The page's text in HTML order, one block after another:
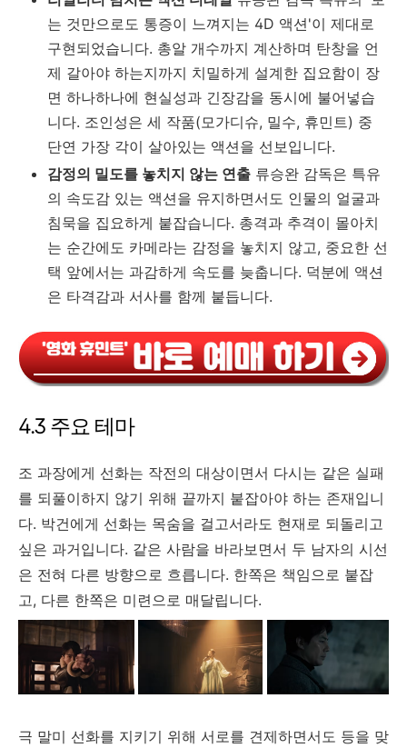
는 것만으로도 통증이 느껴지는 4D 액션'이 제대로
구현되었습니다. 총알 개수까지 계산하며 탄창을 언
제 갈아야 하는지까지 치밀하게 설계한 집요함이 장
면 하나하나에 현실성과 긴장감을 동시에 불어넣습
니다. 조인성은 세 작품(모가디슈, 밀수, 휴민트) 중
단연 가장 각이 살아있는 액션을 선보입니다.
감정의 밀도를 놓치지 않는 연출 류승완 감독은 특유
의 속도감 있는 액션을 유지하면서도 인물의 얼굴과
침묵을 집요하게 붙잡습니다. 총격과 추격이 몰아치
는 순간에도 카메라는 감정을 놓치지 않고, 중요한 선
택 앞에서는 과감하게 속도를 늦춥니다. 덕분에 액션
은 타격감과 서사를 함께 붙듭니다.
4.3 주요 테마
조 과장에게 선화는 작전의 대상이면서 다시는 같은 실패
를 되풀이하지 않기 위해 끝까지 붙잡아야 하는 존재입니
다. 박건에게 선화는 목숨을 걸고서라도 현재로 되돌리고
싶은 과거입니다. 같은 사람을 바라보면서 두 남자의 시선
은 전혀 다른 방향으로 흐릅니다. 한쪽은 책임으로 붙잡
고, 다른 한쪽은 미련으로 매달립니다.
극 말미 선화를 지키기 위해 서로를 견제하면서도 등을 맞